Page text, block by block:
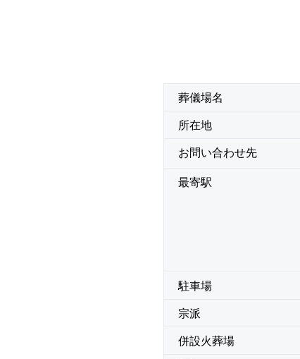
葬儀場名
所在地
お問い合わせ先
最寄駅
駐車場
宗派
併設火葬場